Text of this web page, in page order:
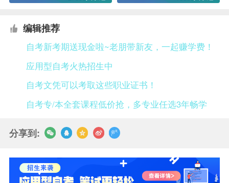
编辑推荐
自考新考期送现金啦~老朋带新友，一起赚学费！
应用型自考火热招生中
自考文凭可以考取这些职业证书！
自考专/本全套课程低价抢，多专业任选3年畅学
分享到: